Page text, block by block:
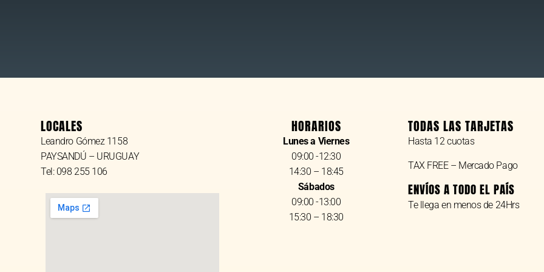
LOCALES
Leandro Gómez 1158
PAYSANDÚ – URUGUAY
Tel: 098 255 106
HORARIOS
Lunes a Viernes
09:00 -12:30
14:30 – 18:45
Sábados
09:00 -13:00
15:30 – 18:30
TODAS LAS TARJETAS
Hasta 12 cuotas
TAX FREE – Mercado Pago
ENVÍOS A TODO EL PAÍS
Te llega en menos de 24Hrs